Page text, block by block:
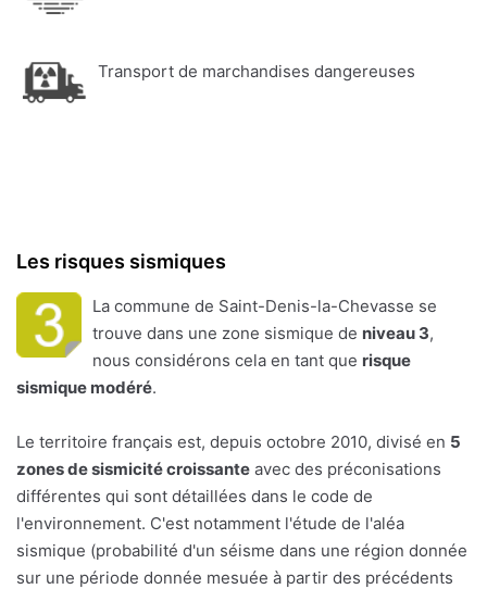
Transport de marchandises dangereuses
Les risques sismiques
La commune de Saint-Denis-la-Chevasse se
trouve dans une zone sismique de niveau 3,
nous considérons cela en tant que risque
sismique modéré.
Le territoire français est, depuis octobre 2010, divisé en 5
zones de sismicité croissante avec des préconisations
différentes qui sont détaillées dans le code de
l'environnement. C'est notamment l'étude de l'aléa
sismique (probabilité d'un séisme dans une région donnée
sur une période donnée mesuée à partir des précédents